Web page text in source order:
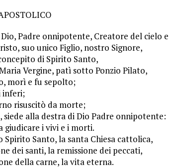
Padre onnipotente, Creatore del cielo
suo unico Figlio, nostro Signore,
di Spirito Santo,
Vergine, patì sotto Ponzio Pilato,
morì e fu sepolto;
inferi;
risuscitò da morte;
siede alla destra di Dio Padre onnipotente:
giudicare i vivi e i morti.
Spirito Santo, la santa Chiesa cattolica,
dei santi, la remissione dei peccati,
della carne, la vita eterna.